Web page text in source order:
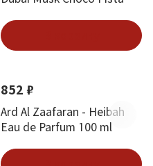
852 ₽
Ard Al Zaafaran - Heibah
Eau de Parfum 100 ml